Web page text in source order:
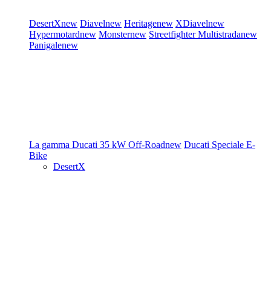
DesertXnew Diavelnew Heritagenew XDiavelnew
Hypermotardnew Monsternew StreetfighterMultistradanew
Panigalenew
La gamma Ducati 35 kW Off-Roadnew Ducati Speciale E-
Bike
DesertX